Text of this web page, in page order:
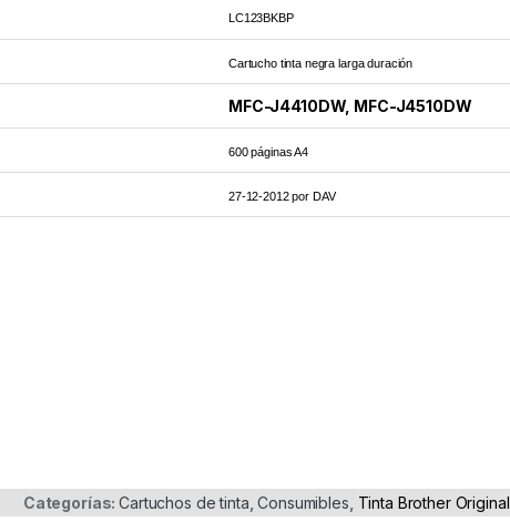
LC123BKBP
Cartucho tinta negra larga duración
MFC-J4410DW, MFC-J4510DW
600 páginas A4
27-12-2012 por DAV
Categorías:Cartuchos de tinta ,Consumibles Tinta Brother Original